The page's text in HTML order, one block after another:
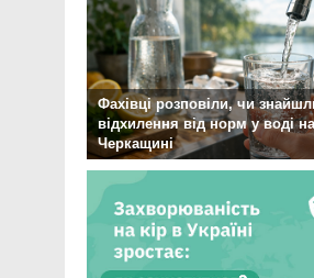
Фахівці розповіли, чи
відхилення від норм у воді на
Черкащині